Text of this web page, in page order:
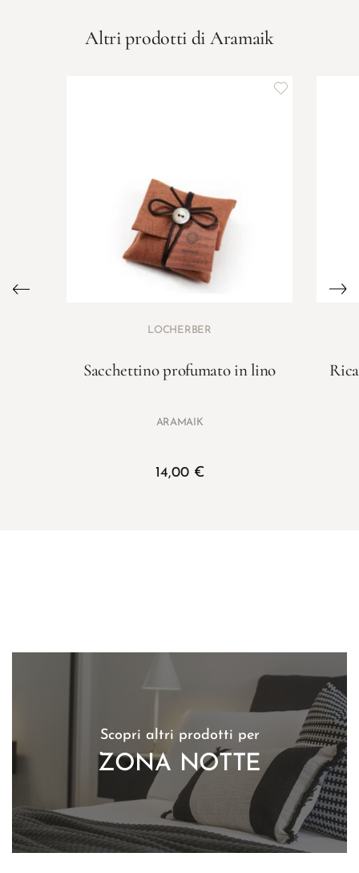
Altri prodotti di Aramaik
LOCHERBER
Sacchettino profumato in lino
ARAMAIK
14,00 €
Scopri altri prodotti per
ZONA NOTTE